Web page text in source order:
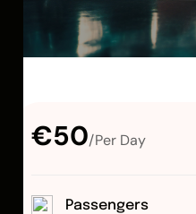
€50/Per Day
Passengers